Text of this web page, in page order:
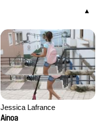
Jessica Lafrance
Ainoa